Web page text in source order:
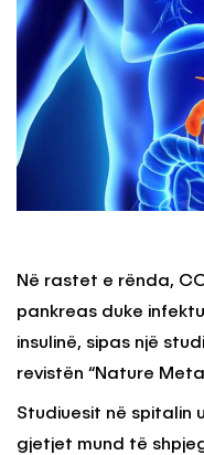
Në rastet e rënda,
pankreas duke
insulinë, sipas një
revistën “Nature
Studiuesit në spitalin
gjetjet mund të